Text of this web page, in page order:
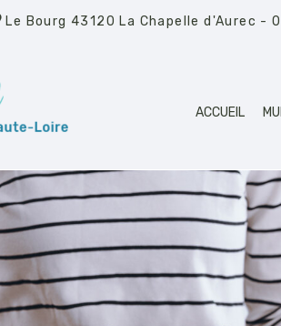
Le Bourg 43120 La Chapelle d'Aurec -
ACCUEIL